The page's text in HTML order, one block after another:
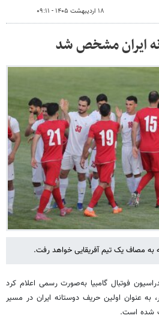
۱۸ اردیبهشت ۱۴۰۵ - ۰۹:۱۱
ایران مشخص شد
به مصاف یک تیم آفریقایی خواهد رفت.
فوتبال گامبیا به‌صورت رسمی اعلام کرد
به عنوان اولین حریف دوستانه ایران در مسیر